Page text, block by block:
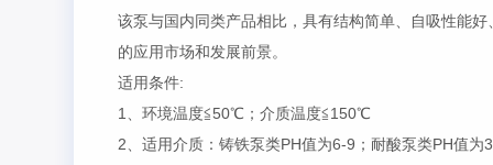
该泵与国内同类产品相比，具有结构简单、自吸性能
的应用市场和发展前景。
适用条件:
1、环境温度≦50℃；介质温度≦150℃
2、适用介质：铸铁泵类PH值为6-9；耐酸泵类PH值